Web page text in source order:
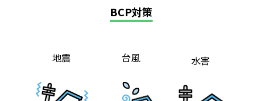
BCP対策
地震 台風 水害